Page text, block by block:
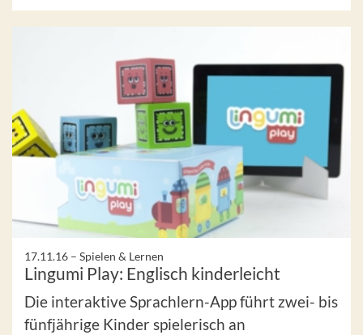
17.11.16 – Spielen & Lernen
Lingumi Play: Englisch kinderleicht
Die interaktive Sprachlern-App führt zwei- bis
fünfjährige Kinder spielerisch an